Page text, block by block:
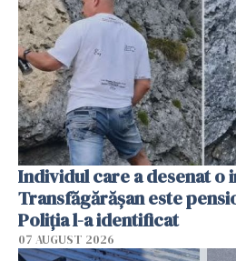
Individul care a desenat o
Transfăgărășan este
Poliția l-a identificat
07 AUGUST 2026